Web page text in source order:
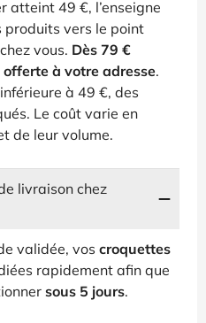
atteint 49 €, l’enseigne
produits vers le point
vous. Dès 79 €
à votre adresse.
à 49 €, des
Le coût varie en
de leur volume.
livraison chez
validée, vos croquettes
rapidement afin que
sous 5 jours.